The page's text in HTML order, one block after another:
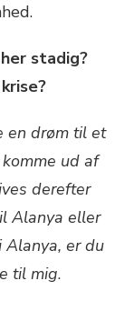
stadig?
en drøm til et
ud af
derefter
Alanya eller
er du
til mig.